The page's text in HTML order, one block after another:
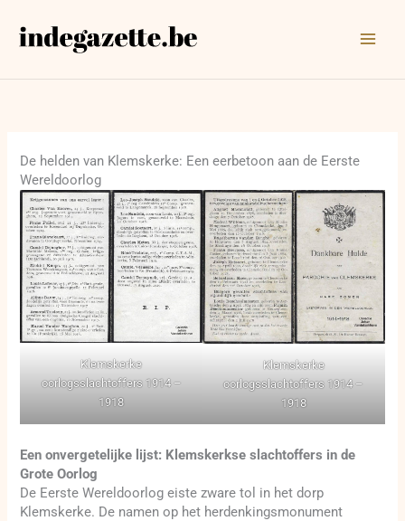
naar
De helden van Klemskerke: Een eerbetoon aan de Eerste
Wereldoorlog
Klemskerke
oorlogsslachtoffers 1914 –
1918
Klemskerke
oorlogsslachtoffers 1914 –
1918
Een onvergetelijke lijst: Klemskerkse slachtoffers in de
Grote Oorlog
De Eerste Wereldoorlog eiste zware tol in het dorp
Klemskerke. De namen op het herdenkingsmonument